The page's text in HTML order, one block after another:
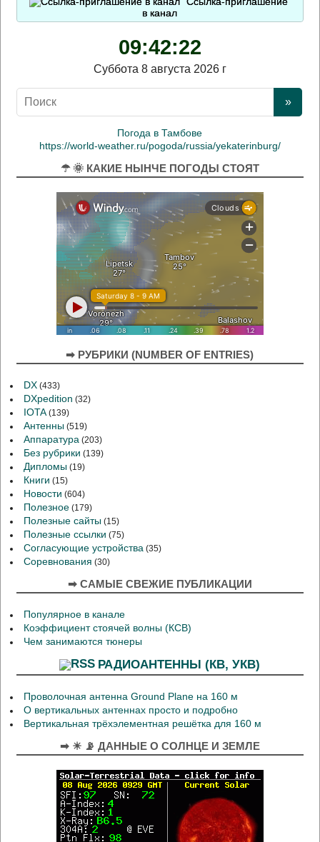
в канал
09:42:23
Суббота 8 августа 2026 г
Погода в Тамбове
https://world-weather.ru/pogoda/russia/yekaterinburg/
☂ 🌞 КАКИЕ НЫНЧЕ ПОГОДЫ СТОЯТ
➡ РУБРИКИ (NUMBER OF ENTRIES)
DX (433)
DXpedition (32)
IOTA(139)
Антенны (519)
Аппаратура (203)
Без рубрики (139)
Дипломы (19)
Книги (15)
Новости (604)
Полезное (179)
Полезные сайты (15)
Полезные ссылки (75)
Согласующие устройства (35)
Соревнования (30)
➡ САМЫЕ СВЕЖИЕ ПУБЛИКАЦИИ
Популярное в канале
Коэффициент стоячей волны (КСВ)
Чем занимаются тюнеры
РАДИОАНТЕННЫ (КВ, УКВ)
Проволочная антенна Ground Plane на 160 м
О вертикальных антеннах просто и подробно
Вертикальная трёхэлементная решётка для 160 м
➡ ☀ 📡 ДАННЫЕ О СОЛНЦЕ И ЗЕМЛЕ